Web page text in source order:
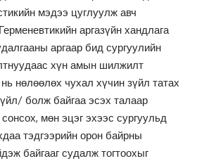
мэдээ цуглуулж авч
аргазүйн хандлага
аргаар бид сургуулийн
хүн амын шилжилт
нөлөөлөх чухал хүчин зүйл татах
болж байгаа эсэх талаар
мөн эцэг эхээс сургуульд
тэдгээрийн орон байрны
байгааг судалж тогтоохыг